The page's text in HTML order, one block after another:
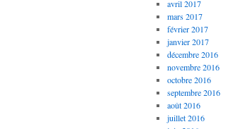
avril 2017
mars 2017
février 2017
janvier 2017
décembre 2016
novembre 2016
octobre 2016
septembre 2016
août 2016
juillet 2016